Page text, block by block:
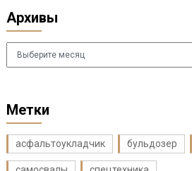
Архивы
Архивы
Метки
асфальтоукладчик бульдозер